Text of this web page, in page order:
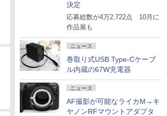
決定
応募総数が4万2,722点 10月に
作品展も
ニュース
巻取り式USB Type-Cケーブ
ル内蔵の67W充電器
ニュース
AF撮影が可能なライカM→キ
ヤノンRFマウントアダプタ